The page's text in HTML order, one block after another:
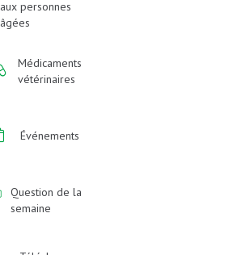
aux personnes
âgées
Médicaments
vétérinaires
Événements
Question de la
semaine